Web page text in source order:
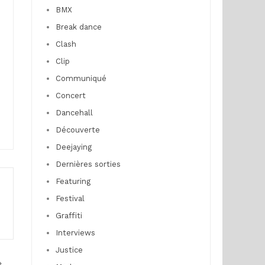
BMX
Break dance
Clash
Clip
Communiqué
Concert
Dancehall
Découverte
Deejaying
Dernières sorties
Featuring
Festival
Graffiti
Interviews
Justice